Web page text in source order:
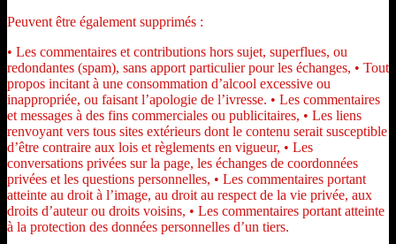
Peuvent être également supprimés :
• Les commentaires et contributions hors sujet, superflues, ou
redondantes (spam), sans apport particulier pour les échanges, • Tout
propos incitant à une consommation d’alcool excessive ou
inappropriée, ou faisant l’apologie de l’ivresse. • Les commentaires
et messages à des fins commerciales ou publicitaires, • Les liens
renvoyant vers tous sites extérieurs dont le contenu serait susceptible
d’être contraire aux lois et règlements en vigueur, • Les
conversations privées sur la page, les échanges de coordonnées
privées et les questions personnelles, • Les commentaires portant
atteinte au droit à l’image, au droit au respect de la vie privée, aux
droits d’auteur ou droits voisins, • Les commentaires portant atteinte
à la protection des données personnelles d’un tiers.